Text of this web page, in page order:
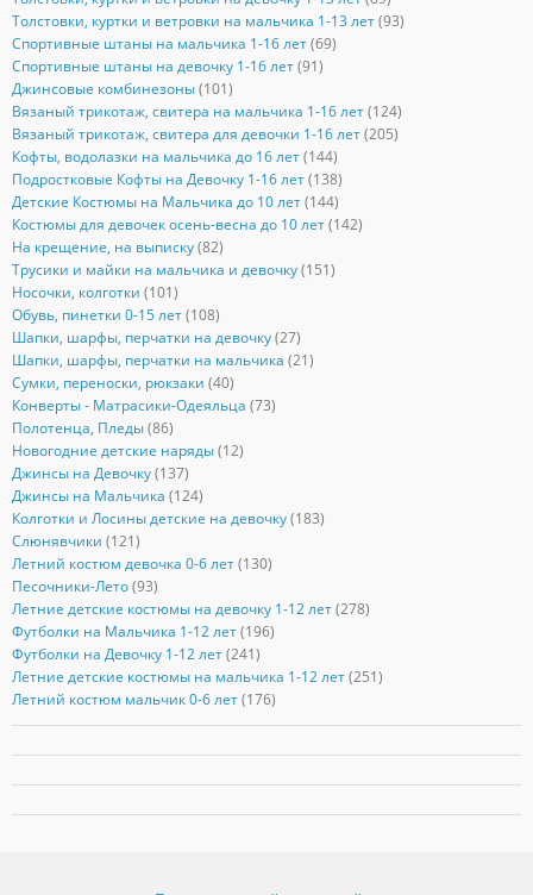
Толстовки, куртки и ветровки на мальчика 1-13 лет (93)
Спортивные штаны на мальчика 1-16 лет (69)
Спортивные штаны на девочку 1-16 лет (91)
Джинсовые комбинезоны (101)
Вязаный трикотаж, свитера на мальчика 1-16 лет (124)
Вязаный трикотаж, свитера для девочки 1-16 лет (205)
Кофты, водолазки на мальчика до 16 лет (144)
Подростковые Кофты на Девочку 1-16 лет (138)
Детские Костюмы на Мальчика до 10 лет (144)
Костюмы для девочек осень-весна до 10 лет (142)
На крещение, на выписку (82)
Трусики и майки на мальчика и девочку (151)
Носочки, колготки (101)
Обувь, пинетки 0-15 лет (108)
Шапки, шарфы, перчатки на девочку (27)
Шапки, шарфы, перчатки на мальчика (21)
Сумки, переноски, рюкзаки (40)
Конверты - Матрасики-Одеяльца (73)
Полотенца, Пледы (86)
Новогодние детские наряды (12)
Джинсы на Девочку (137)
Джинсы на Мальчика (124)
Колготки и Лосины детские на девочку (183)
Слюнявчики (121)
Летний костюм девочка 0-6 лет (130)
Песочники-Лето (93)
Летние детские костюмы на девочку 1-12 лет (278)
Футболки на Мальчика 1-12 лет (196)
Футболки на Девочку 1-12 лет (241)
Летние детские костюмы на мальчика 1-12 лет (251)
Летний костюм мальчик 0-6 лет (176)